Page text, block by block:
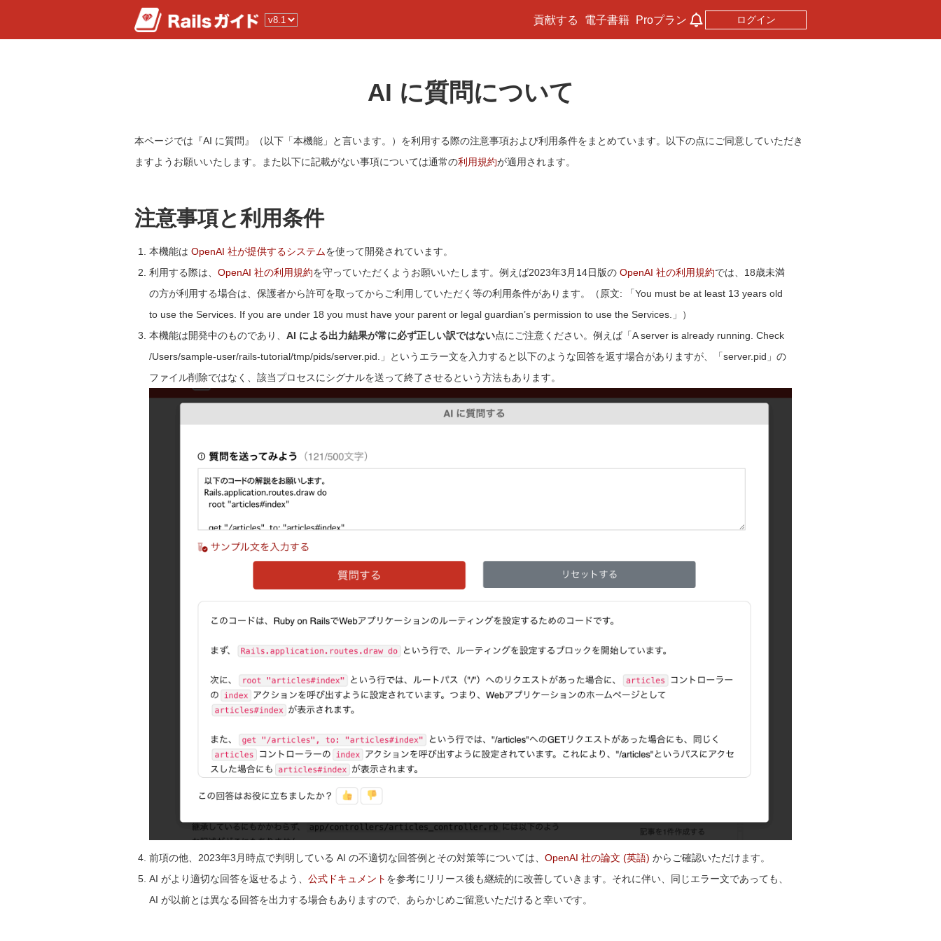
貢献する 電子書籍 Proプラン ログイン
AI に質問について
本ページでは『AI に質問』（以下「本機能」と言います。）を利用する際の注意事項および利用条件をまとめています。以下の点にご同意していただき
ますようお願いいたします。また以下に記載がない事項については通常の利用規約が適用されます。
注意事項と利用条件
本機能は OpenAI 社が提供するシステムを使って開発されています。
利用する際は、 OpenAI 社の利用規約を守っていただくようお願いいたします。例えば2023年3月14日版の OpenAI 社の利用規約では、18歳未満
の方が利用する場合は、保護者から許可を取ってからご利用していただく等の利用条件があります。（原文: 「You must be at least 13 years old
to use the Services. If you are under 18 you must have your parent or legal guardian’s permission to use the Services.」）
本機能は開発中のものであり、 AI による出力結果が常に必ず正しい訳ではない点にご注意ください。例えば「A server is already running. Check
/Users/sample-user/rails-tutorial/tmp/pids/server.pid.」というエラー文を入力すると以下のような回答を返す場合がありますが、「server.pid」の
ファイル削除ではなく、該当プロセスにシグナルを送って終了させるという方法もあります。
前項の他、2023年3月時点で判明している AI の不適切な回答例とその対策等については、 OpenAI 社の論文 (英語) からご確認いただけます。
AI がより適切な回答を返せるよう、 公式ドキュメント を参考にリリース後も継続的に改善していきます。それに伴い、同じエラー文であっても、
AI が以前とは異なる回答を出力する場合もありますので、あらかじめご留意いただけると幸いです。